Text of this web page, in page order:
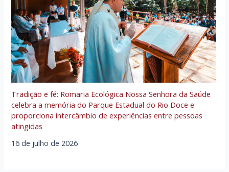
Tradição e fé: Romaria Ecológica Nossa Senhora da Saúde
celebra a memória do Parque Estadual do Rio Doce e
proporciona intercâmbio de experiências entre pessoas
atingidas
16 de julho de 2026